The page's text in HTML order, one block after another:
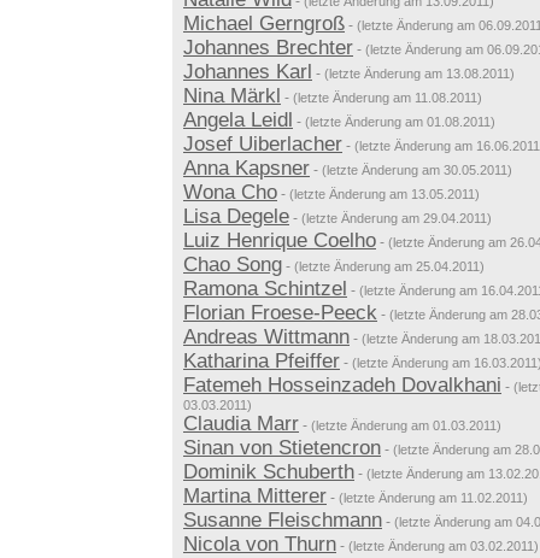
Michael Gerngroß - (letzte Änderung am
Johannes Brechter - (letzte Änderung am
Johannes Karl - (letzte Änderung am 13.08.2011)
Nina Märkl - (letzte Änderung am 11.08.2011)
Angela Leidl - (letzte Änderung am 01.08.2011)
Josef Uiberlacher - (letzte Änderung am
Anna Kapsner - (letzte Änderung am 30.05.2011)
Wona Cho - (letzte Änderung am 13.05.2011)
Lisa Degele - (letzte Änderung am 29.04.2011)
Luiz Henrique Coelho - (letzte Änderung am
Chao Song - (letzte Änderung am 25.04.2011)
Ramona Schintzel - (letzte Änderung am
Florian Froese-Peeck - (letzte Änderung am
Andreas Wittmann - (letzte Änderung am
Katharina Pfeiffer - (letzte Änderung am
Fatemeh Hosseinzadeh Dovalkhani -
03.03.2011)
Claudia Marr - (letzte Änderung am 01.03.2011)
Sinan von Stietencron - (letzte Änderung am
Dominik Schuberth - (letzte Änderung am
Martina Mitterer - (letzte Änderung am 11.02.2011)
Susanne Fleischmann - (letzte Änderung am
Nicola von Thurn - (letzte Änderung am 03.02.2011)